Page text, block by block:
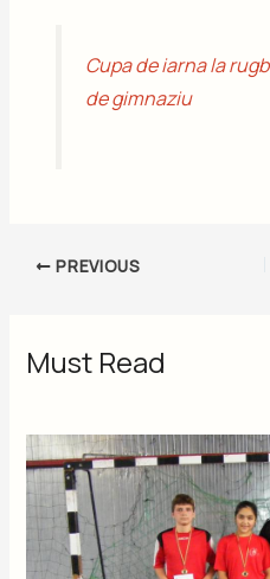
Cupa de iarna la
de gimnaziu
PREVIOUS
Must Read